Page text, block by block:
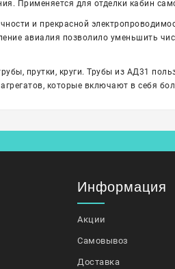
Применяется для отделки кабин
и прекрасной
авиалия позволило уменьшить
прутки, круги. Трубы из АД31
которые включают в себя
Информация
Акции
Самовывоз
Доставка